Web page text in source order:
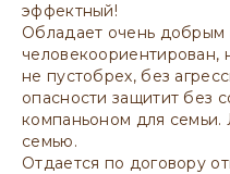
эффектный!
Обладает очень добрым
человекоориентирован,
не пустобрех, без
опасности защитит без
компаньоном для
семью.
Отдается по договору